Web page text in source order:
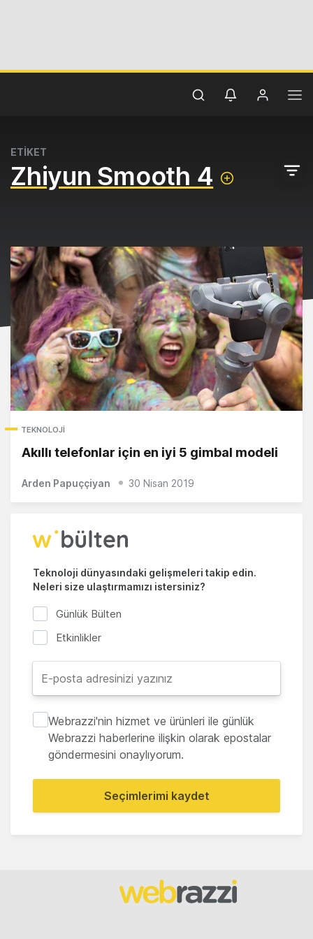
ETİKET
Zhiyun Smooth 4
TEKNOLOJI
Akıllı telefonlar için en iyi 5 gimbal modeli
Arden Papuççiyan 30 Nisan 2019
Teknoloji dünyasındaki gelişmeleri takip edin.
Neleri size ulaştırmamızı istersiniz?
Günlük Bülten
Etkinlikler
Webrazzi'nin hizmet ve ürünleri ile günlük
Webrazzi haberlerine ilişkin olarak epostalar
göndermesini onaylıyorum.
Seçimlerimi kaydet